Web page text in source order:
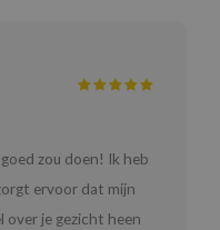
zou doen! Ik heb
ervoor dat mijn
over je gezicht heen